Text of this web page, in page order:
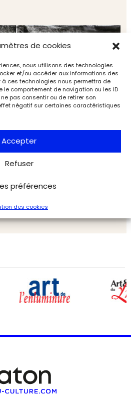
de cookies
nous utilisons des technologies
et/ou accéder aux informations des
à ces technologies nous permettra de
comportement de navigation ou les ID
pas consentir ou de retirer son
négatif sur certaines caractéristiques
Accepter
Refuser
préférences
des cookies
galerie Capazza